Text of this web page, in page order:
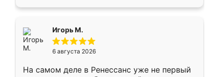
Игорь М.
6 августа 2026
На самом деле в Ренессанс уже не первый